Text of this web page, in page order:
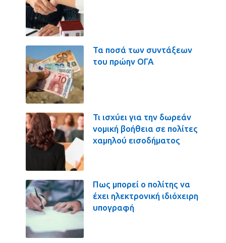
Τα ποσά των συντάξεων
του πρώην ΟΓΑ
Τι ισχύει για την δωρεάν
νομική βοήθεια σε πολίτες
χαμηλού εισοδήματος
Πως μπορεί ο πολίτης να
έχει ηλεκτρονική ιδιόχειρη
υπογραφή